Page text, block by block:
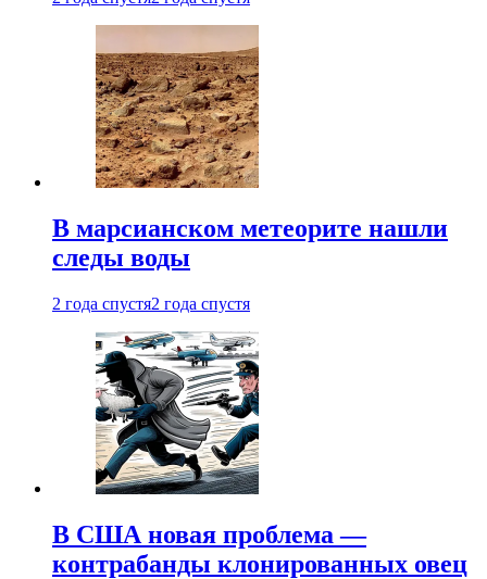
В марсианском метеорите нашли
следы воды
2 года спустя2 года спустя
В США новая проблема —
контрабанды клонированных овец